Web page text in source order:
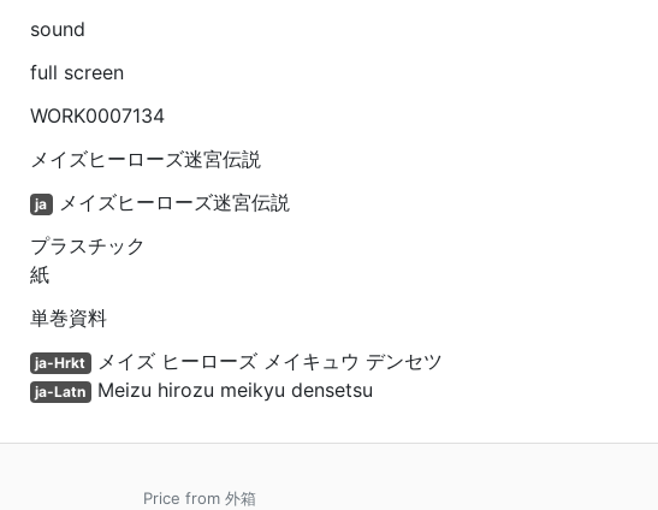
sound
full screen
WORK0007134
メイズヒーローズ迷宮伝説
ja
メイズヒーローズ迷宮伝説
プラスチック
紙
単巻資料
ja-Hrkt メイズ ヒーローズ メイキュウ デンセツ
ja-Latn Meizu hirozu meikyu densetsu
Price from 外箱